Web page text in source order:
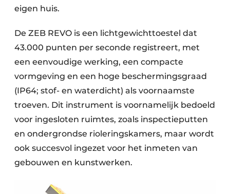
eigen huis.
De ZEB REVO is een lichtgewichttoestel dat
43.000 punten per seconde registreert, met
een eenvoudige werking, een compacte
vormgeving en een hoge beschermingsgraad
(IP64; stof- en waterdicht) als voornaamste
troeven. Dit instrument is voornamelijk bedoeld
voor ingesloten ruimtes, zoals inspectieputten
en ondergrondse rioleringskamers, maar wordt
ook succesvol ingezet voor het inmeten van
gebouwen en kunstwerken.